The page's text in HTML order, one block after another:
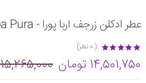
عطر ادکلن زرجف اربا پورا - Xerjoff Erba Pura
( 0 نظر)
14,501,750 تومان 15,265,000 تومان